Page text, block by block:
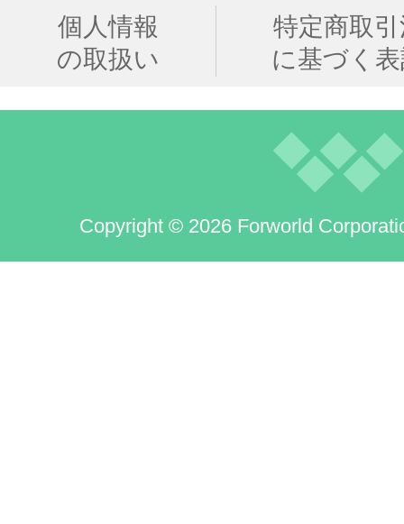
個人情報
の取扱い
特定商取
に基づく
Copyright © 2026 Forworld